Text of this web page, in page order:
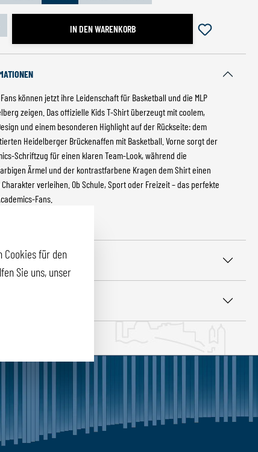
Gib den gewünschten Wert ein oder benutze
IN DEN WARENKORB
können jetzt ihre Leidenschaft für Basketball und die MLP
zeigen. Das offizielle Kids T-Shirt überzeugt mit coolem,
und einem besonderen Highlight auf der Rückseite: dem
Heidelberger Brückenaffen mit Basketball. Vorne sorgt der
Schriftzug für einen klaren Team-Look, während die
Ärmel und der kontrastfarbene Kragen dem Shirt einen
verleihen. Ob Schule, Sport oder Freizeit – das perfekte
Fans.
Cookies für den
Sie uns, unser